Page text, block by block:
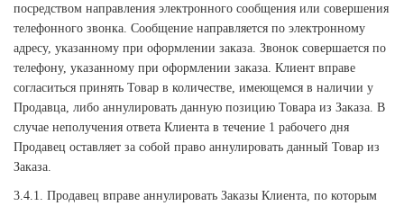
посредством направления электронного сообщения или совершения
телефонного звонка. Сообщение направляется по электронному
адресу, указанному при оформлении заказа. Звонок совершается по
телефону, указанному при оформлении заказа. Клиент вправе
согласиться принять Товар в количестве, имеющемся в наличии у
Продавца, либо аннулировать данную позицию Товара из Заказа. В
случае неполучения ответа Клиента в течение 1 рабочего дня
Продавец оставляет за собой право аннулировать данный Товар из
Заказа.
3.4.1. Продавец вправе аннулировать Заказы Клиента, по которым